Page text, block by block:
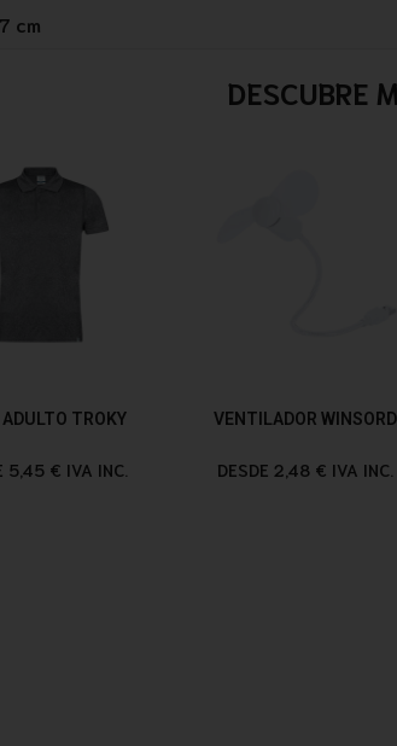
cm
DESCUBRE
ADULTO TROKY
5,45 € IVA INC.
VENTILADOR WINSORD
DESDE 2,48 € IVA INC.